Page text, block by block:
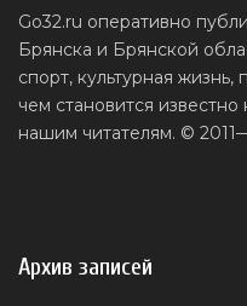
Go32.ru оперативно
Брянска и Брянской
спорт, культурная
чем становится
нашим читателям. ©
Архив записей